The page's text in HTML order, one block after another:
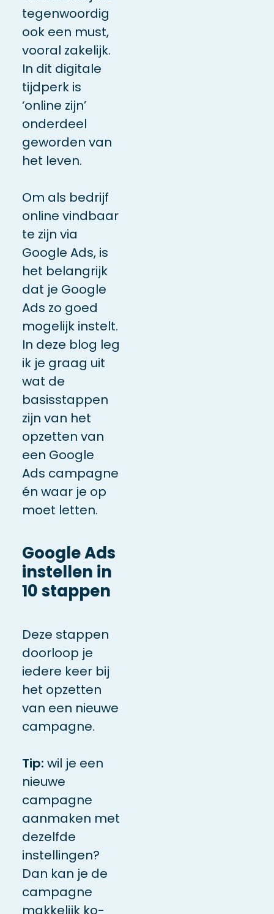
tegenwoordig
ook een must,
vooral zakelijk.
In dit digitale
tijdperk is
‘online zijn’
onderdeel
geworden van
het leven.
Om als bedrijf
online vindbaar
te zijn via
Google Ads, is
het belangrijk
dat je Google
Ads zo goed
mogelijk instelt.
In deze blog leg
ik je graag uit
wat de
basisstappen
zijn van het
opzetten van
een Google
Ads campagne
én waar je op
moet letten.
Google Ads
instellen in
10 stappen
Deze stappen
doorloop je
iedere keer bij
het opzetten
van een nieuwe
campagne.
Tip: wil je een
nieuwe
campagne
aanmaken met
dezelfde
instellingen?
Dan kan je de
campagne
makkelijk ko­­­